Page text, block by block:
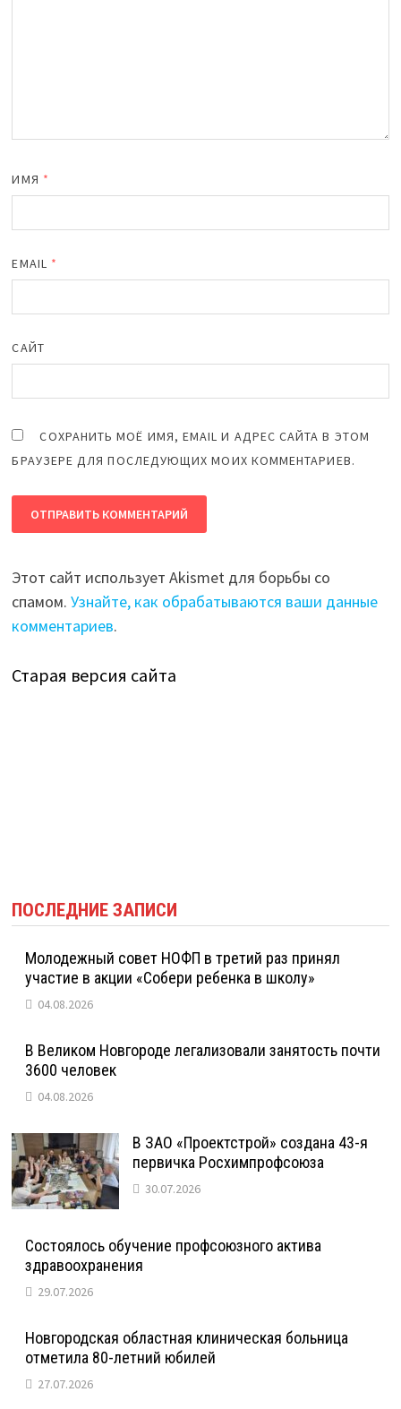
ИМЯ *
EMAIL *
САЙТ
СОХРАНИТЬ МОЁ ИМЯ, EMAIL И АДРЕС САЙТА В ЭТОМ
БРАУЗЕРЕ ДЛЯ ПОСЛЕДУЮЩИХ МОИХ КОММЕНТАРИЕВ.
Этот сайт использует Akismet для борьбы со
спамом.Узнайте, как обрабатываются ваши данные
комментариев.
Старая версия сайта
ПОСЛЕДНИЕ ЗАПИСИ
Молодежный совет НОФП в третий раз принял
участие в акции «Собери ребенка в школу»
04.08.2026
В Великом Новгороде легализовали занятость почти
3600 человек
04.08.2026
В ЗАО «Проектстрой» создана 43-я
первичка Росхимпрофсоюза
30.07.2026
Состоялось обучение профсоюзного актива
здравоохранения
29.07.2026
Новгородская областная клиническая больница
отметила 80-летний юбилей
27.07.2026